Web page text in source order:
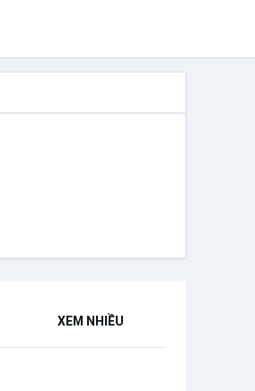
XEM NHIỀU